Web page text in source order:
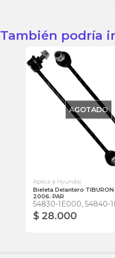
También podría
AGOTADO
Aplica a Hyundai
Bieleta Delantero TIBURON
2006. PAR
54830-1E000, 54840-
$ 28.000